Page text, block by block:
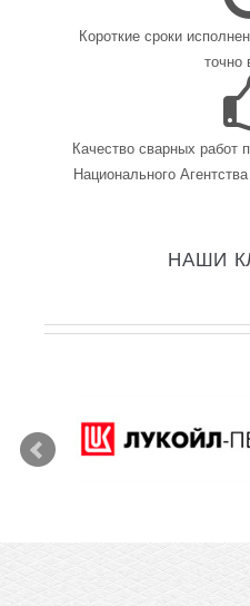
Короткие сроки
точно
Качество сварных работ
Национального
НАШИ